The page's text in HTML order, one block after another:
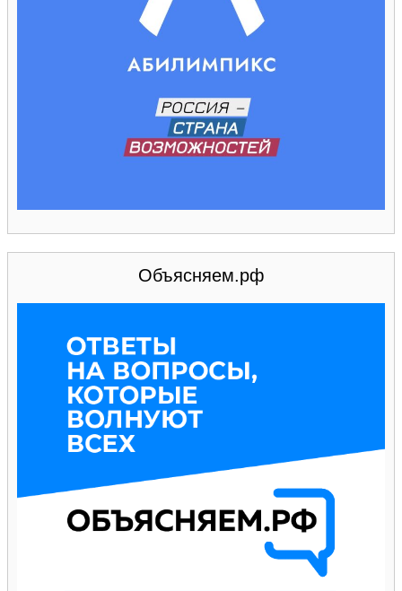
Объясняем.рф